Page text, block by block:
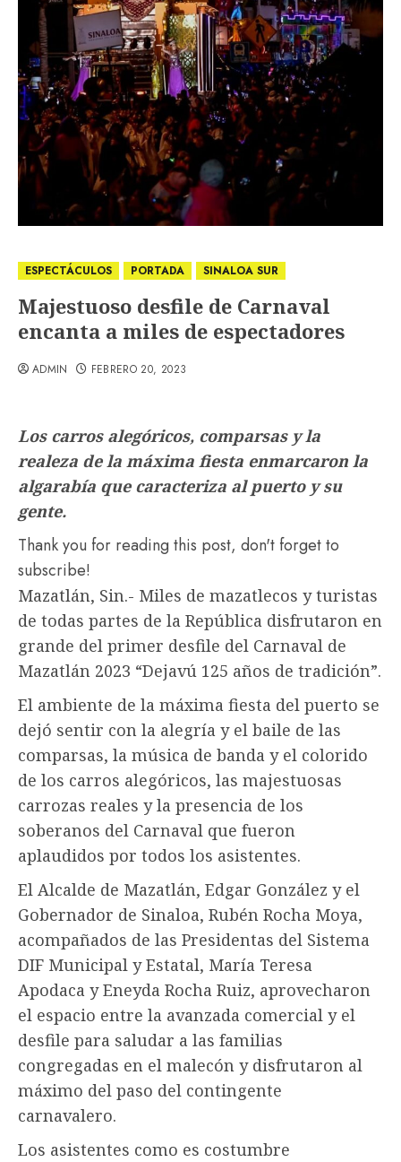
ESPECTÁCULOS PORTADA SINALOA SUR
Majestuoso desfile de Carnaval
encanta a miles de espectadores
ADMIN FEBRERO 20, 2023
Los carros alegóricos, comparsas y la
realeza de la máxima fiesta enmarcaron la
algarabía que caracteriza al puerto y su
gente.
Thank you for reading this post, don't forget to
subscribe!
Mazatlán, Sin.- Miles de mazatlecos y turistas
de todas partes de la República disfrutaron en
grande del primer desfile del Carnaval de
Mazatlán 2023 “Dejavú 125 años de tradición”.
El ambiente de la máxima fiesta del puerto se
dejó sentir con la alegría y el baile de las
comparsas, la música de banda y el colorido
de los carros alegóricos, las majestuosas
carrozas reales y la presencia de los
soberanos del Carnaval que fueron
aplaudidos por todos los asistentes.
El Alcalde de Mazatlán, Edgar González y el
Gobernador de Sinaloa, Rubén Rocha Moya,
acompañados de las Presidentas del Sistema
DIF Municipal y Estatal, María Teresa
Apodaca y Eneyda Rocha Ruiz, aprovecharon
el espacio entre la avanzada comercial y el
desfile para saludar a las familias
congregadas en el malecón y disfrutaron al
máximo del paso del contingente
carnavalero.
Los asistentes como es costumbre